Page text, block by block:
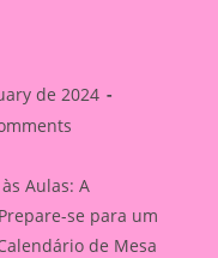
de 2024
Aulas: A
se para um
de Mesa